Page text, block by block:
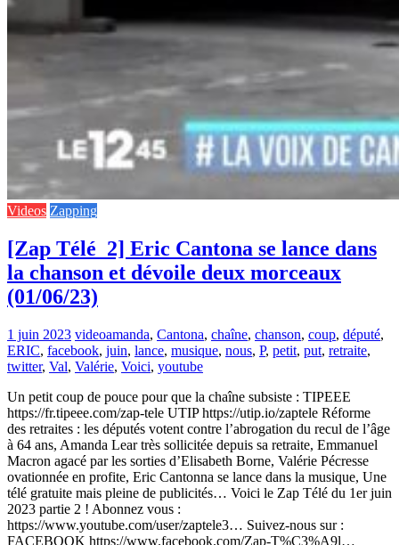
Videos Zapping
[Zap Télé_2] Eric Cantona se lance dans
la chanson et dévoile deux morceaux
(01/06/23)
1 juin 2023 videoamanda, Cantona, chaîne, chanson, coup, député,
ERIC, facebook, juin, lance, musique, nous, P, petit, put, retraite,
twitter, Val, Valérie, Voici, youtube
Un petit coup de pouce pour que la chaîne subsiste : TIPEEE
https://fr.tipeee.com/zap-tele UTIP https://utip.io/zaptele Réforme
des retraites : les députés votent contre l’abrogation du recul de l’âge
à 64 ans, Amanda Lear très sollicitée depuis sa retraite, Emmanuel
Macron agacé par les sorties d’Elisabeth Borne, Valérie Pécresse
ovationnée en profite, Eric Cantonna se lance dans la musique, Une
télé gratuite mais pleine de publicités… Voici le Zap Télé du 1er juin
2023 partie 2 ! Abonnez vous :
https://www.youtube.com/user/zaptele3… Suivez-nous sur :
FACEBOOK https://www.facebook.com/Zap-T%C3%A9l…